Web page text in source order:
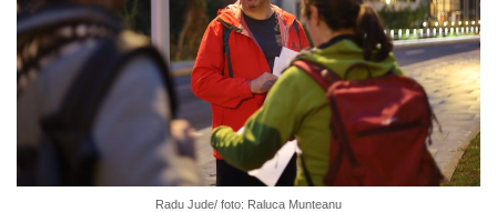
Radu Jude/ foto: Raluca Munteanu